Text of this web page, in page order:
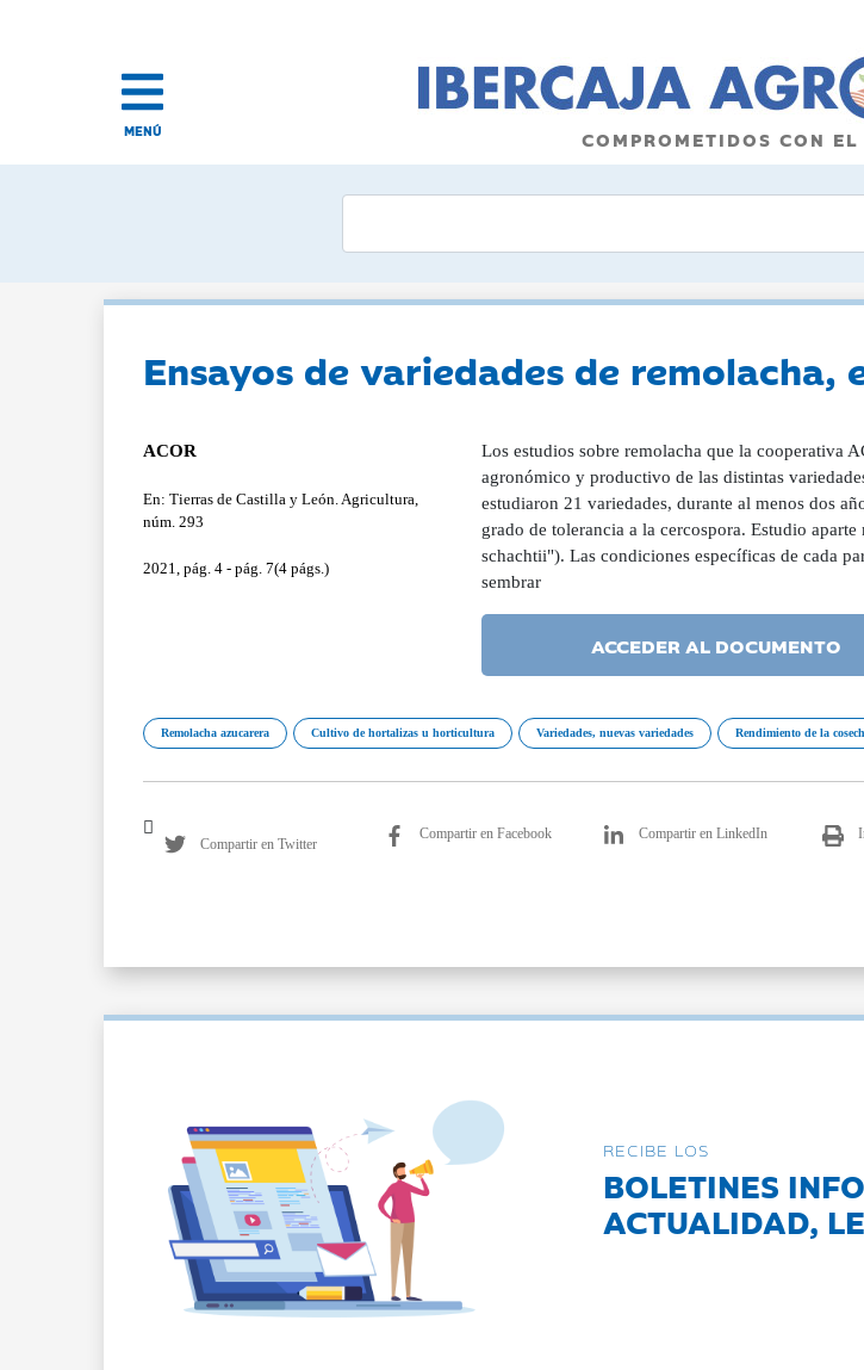
MENÚ COMPROMETIDOS CON EL
Ensayos de variedades de remolacha,
ACOR
En: Tierras de Castilla y León. Agricultura,
núm. 293
2021, pág. 4 - pág. 7(4 págs.)
Los estudios sobre remolacha que la cooperativa
agronómico y productivo de las distintas
estudiaron 21 variedades, durante al menos dos
grado de tolerancia a la cercospora. Estudio
schachtii"). Las condiciones específicas de cada
sembrar
ACCEDER AL DOCUMENTO
Remolacha azucarera Cultivo de hortalizas u horticultura Variedades, nuevas variedades Rendimiento de la
Compartir en Twitter
Compartir en Facebook Compartir en LinkedIn
RECIBE LOS
BOLETINES
ACTUALIDAD,